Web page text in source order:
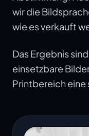
wir die
wie es verkauft
Das Ergebnis
einsetzbare
Printbereich eine